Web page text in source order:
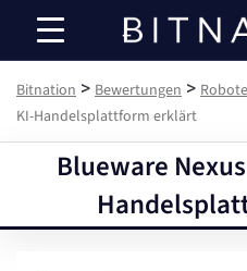
Bitnation > Bewertungen >
KI-Handelsplattform erklärt
Blueware